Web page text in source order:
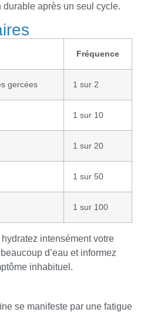
après un seul cycle.
Fréquence
gercées 1 sur 2
1 sur 10
1 sur 20
1 sur 50
1 sur 100
intensément votre
d’eau et informez
inhabituel.
se manifeste par une fatigue